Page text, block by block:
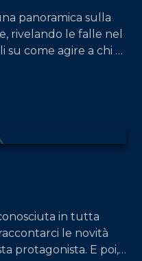
panoramica sulla
rivelando le falle nel
su come agire a chi è
in tutta
le novità
protagonista. E poi,